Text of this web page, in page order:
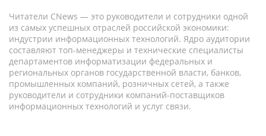
Читатели CNews — это руководители и сотрудники одной
из самых успешных отраслей российской экономики:
индустрии информационных технологий. Ядро аудитории
составляют топ-менеджеры и технические специалисты
департаментов информатизации федеральных и
региональных органов государственной власти, банков,
промышленных компаний, розничных сетей, а также
руководители и сотрудники компаний-поставщиков
информационных технологий и услуг связи.